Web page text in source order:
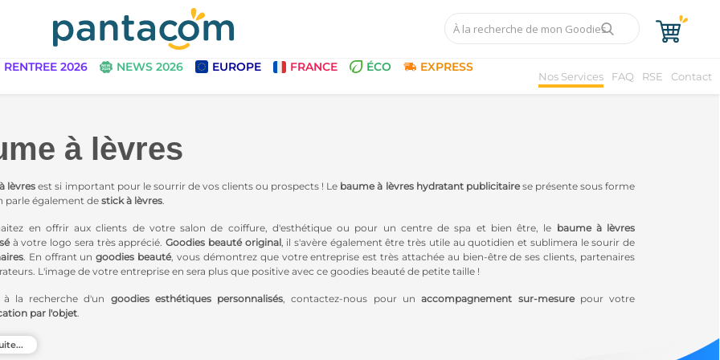
RENTREE 2026 NEWS 2026 EUROPE FRANCE ÉCO EXPRESS
Nos Services FAQ RSE Contact
à lèvres
lèvres est si important pour le sourrir de vos clients ou prospects ! Le baume à lèvres hydratant publicitairese présente sous forme
parle également de stick à lèvres
en offrir aux clients de votre salon de coiffure, d'esthétique ou pour un centre de spa et bien être, le baume à lèvres
à votre logo sera très apprécié.Goodies beauté original, il s'avère également être très utile au quotidien et sublimera le sourir de
. En offrant ungoodies beauté, vous démontrez que votre entreprise est très attachée au bien-être de ses clients, partenaires
L'image de votre entreprise en sera plus que positive avec ce goodies beauté de petite taille !
à la recherche d'un goodies esthétiques personnalisés , contactez-nous pour un accompagnement sur-mesurepour votre
par l'objet
pour apposer votre logo ou visuel sur un objet publicitaire ? Notre équipe de graphistes est à votre disposition pour vous
dans l'élaboration de votre communication par l'objet.